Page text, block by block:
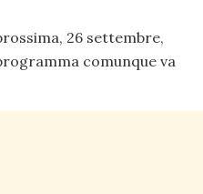
26 settembre,
comunque va